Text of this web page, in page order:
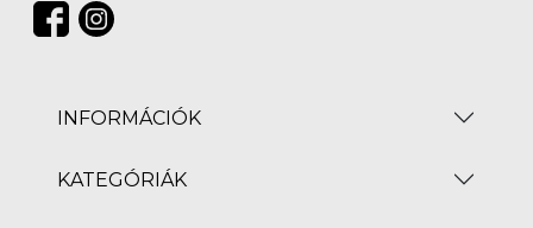
INFORMÁCIÓK
KATEGÓRIÁK